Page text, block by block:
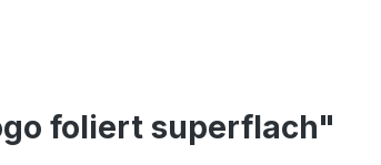
foliert superflach"